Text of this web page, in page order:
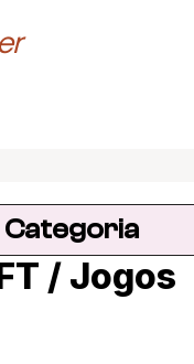
Categoria
/ Jogos